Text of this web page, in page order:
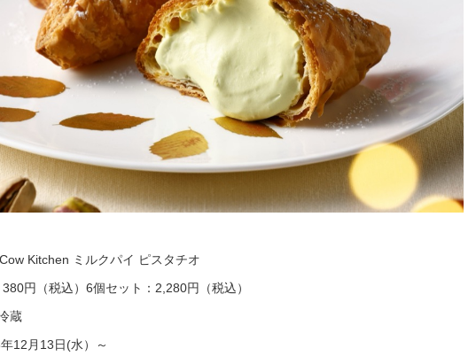
Kitchen ミルクパイ ピスタチオ
円（税込）6個セット：2,280円（税込）
蔵
12月13日(水）～